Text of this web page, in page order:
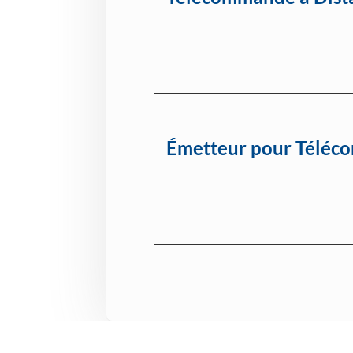
Émetteur pour